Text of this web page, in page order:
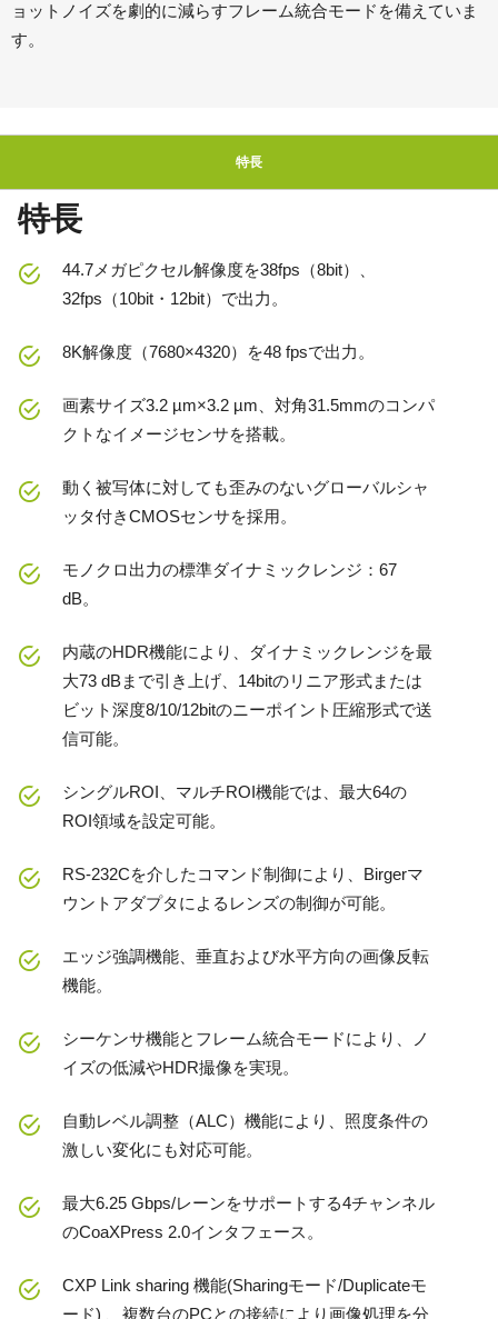
ョットノイズを劇的に減らすフレーム統合モードを備えていま
す。
特長
特長
44.7メガピクセル解像度を38fps（8bit）、
32fps（10bit・12bit）で出力。
8K解像度（7680×4320）を48 fpsで出力。
画素サイズ3.2 µm×3.2 µm、対角31.5mmのコンパ
クトなイメージセンサを搭載。
動く被写体に対しても歪みのないグローバルシャ
ッタ付きCMOSセンサを採用。
モノクロ出力の標準ダイナミックレンジ：67
dB。
内蔵のHDR機能により、ダイナミックレンジを最
大73 dBまで引き上げ、14bitのリニア形式または
ビット深度8/10/12bitのニーポイント圧縮形式で送
信可能。
シングルROI、マルチROI機能では、最大64の
ROI領域を設定可能。
RS-232Cを介したコマンド制御により、Birgerマ
ウントアダプタによるレンズの制御が可能。
エッジ強調機能、垂直および水平方向の画像反転
機能。
シーケンサ機能とフレーム統合モードにより、ノ
イズの低減やHDR撮像を実現。
自動レベル調整（ALC）機能により、照度条件の
激しい変化にも対応可能。
最大6.25 Gbps/レーンをサポートする4チャンネル
のCoaXPress 2.0インタフェース。
CXP Link sharing 機能(Sharingモード/Duplicateモ
ード) 、複数台のPCとの接続により画像処理を分